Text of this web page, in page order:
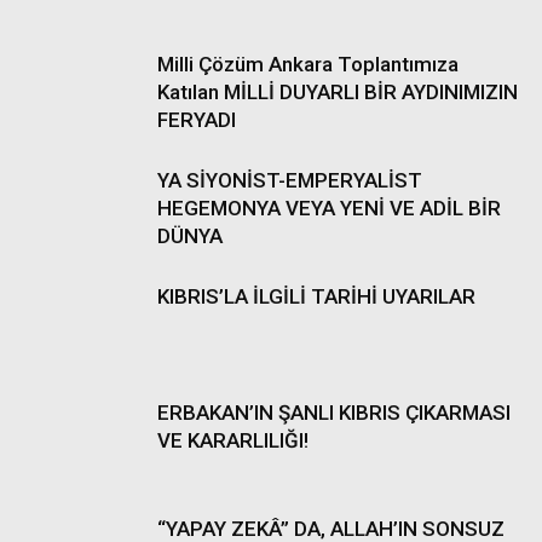
Milli Çözüm Ankara Toplantımıza
Katılan MİLLİ DUYARLI BİR AYDINIMIZIN
FERYADI
YA SİYONİST-EMPERYALİST
HEGEMONYA VEYA YENİ VE ADİL BİR
DÜNYA
KIBRIS’LA İLGİLİ TARİHİ UYARILAR
ERBAKAN’IN ŞANLI KIBRIS ÇIKARMASI
VE KARARLILIĞI!
“YAPAY ZEKÂ” DA, ALLAH’IN SONSUZ